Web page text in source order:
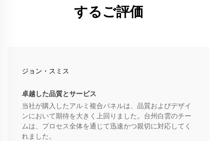
するご評価
ジョン・スミス
卓越した品質とサービス
当社が購入したアルミ複合パネルは、品質およびデザイ
ンにおいて期待を大きく上回りました。台州白雲のチー
ムは、プロセス全体を通じて迅速かつ親切に対応してく
れました。